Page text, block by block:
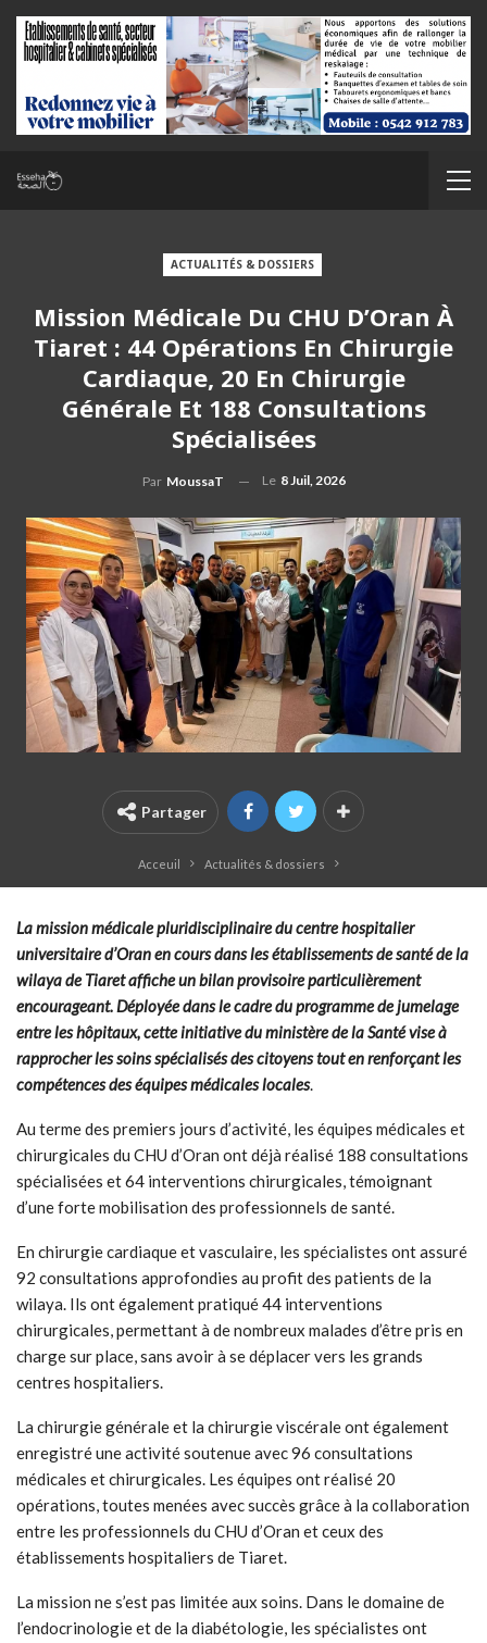
ACTUALITÉS & DOSSIERS
Mission Médicale Du CHU D’Oran À
Tiaret : 44 Opérations En Chirurgie
Cardiaque, 20 En Chirurgie
Générale Et 188 Consultations
Spécialisées
Par MoussaT Le 8 Juil, 2026
Partager
Acceuil Actualités & dossiers
La mission médicale pluridisciplinaire du centre hospitalier
universitaire d’Oran en cours dans les établissements de santé de la
wilaya de Tiaret affiche un bilan provisoire particulièrement
encourageant. Déployée dans le cadre du programme de jumelage
entre les hôpitaux, cette initiative du ministère de la Santé vise à
rapprocher les soins spécialisés des citoyens tout en renforçant les
compétences des équipes médicales locales.
Au terme des premiers jours d’activité, les équipes médicales et
chirurgicales du CHU d’Oran ont déjà réalisé 188 consultations
spécialisées et 64 interventions chirurgicales, témoignant
d’une forte mobilisation des professionnels de santé.
En chirurgie cardiaque et vasculaire, les spécialistes ont assuré
92 consultations approfondies au profit des patients de la
wilaya. Ils ont également pratiqué 44 interventions
chirurgicales, permettant à de nombreux malades d’être pris en
charge sur place, sans avoir à se déplacer vers les grands
centres hospitaliers.
La chirurgie générale et la chirurgie viscérale ont également
enregistré une activité soutenue avec 96 consultations
médicales et chirurgicales. Les équipes ont réalisé 20
opérations, toutes menées avec succès grâce à la collaboration
entre les professionnels du CHU d’Oran et ceux des
établissements hospitaliers de Tiaret.
La mission ne s’est pas limitée aux soins. Dans le domaine de
l’endocrinologie et de la diabétologie, les spécialistes ont